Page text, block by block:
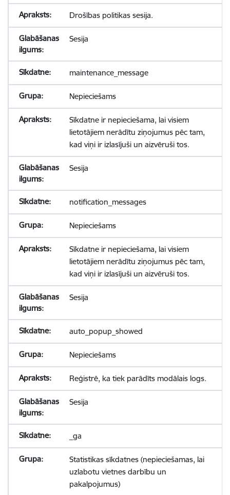
Drošības politikas sesija.
Sesija
maintenance_message
Nepieciešams
Sīkdatne ir nepieciešama, lai visiem
lietotājiem nerādītu ziņojumus pēc tam,
kad viņi ir izlasījuši un aizvēruši tos.
Sesija
notification_messages
Nepieciešams
Sīkdatne ir nepieciešama, lai visiem
lietotājiem nerādītu ziņojumus pēc tam,
kad viņi ir izlasījuši un aizvēruši tos.
Sesija
auto_popup_showed
Nepieciešams
Reģistrē, ka tiek parādīts modālais logs.
Sesija
_ga
Statistikas sīkdatnes (nepieciešamas, lai
uzlabotu vietnes darbību un
pakalpojumus)